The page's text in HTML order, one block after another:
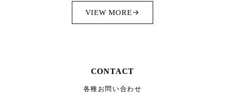
VIEW MORE
CONTACT
各種お問い合わせ